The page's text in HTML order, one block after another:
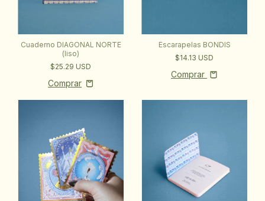
Cuaderno DIAGONAL NORTE
(liso)
$25.29 USD
Escarapelas BONDIS
$14.13 USD
Comprar